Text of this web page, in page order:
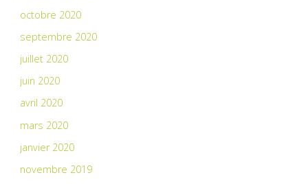
octobre 2020
septembre 2020
juillet 2020
juin 2020
avril 2020
mars 2020
janvier 2020
novembre 2019